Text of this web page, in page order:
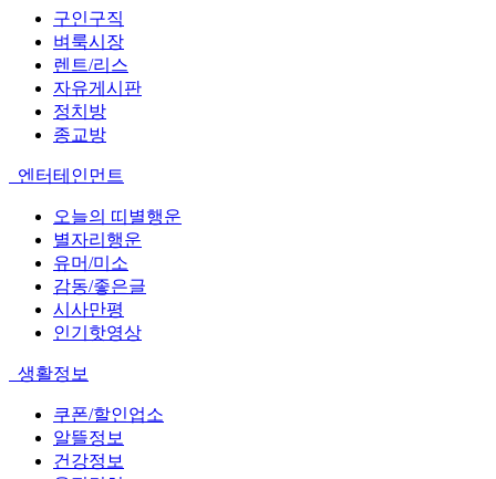
구인구직
벼룩시장
렌트/리스
자유게시판
정치방
종교방
엔터테인먼트
오늘의 띠별행운
별자리행운
유머/미소
감동/좋은글
시사만평
인기핫영상
생활정보
쿠폰/할인업소
알뜰정보
건강정보